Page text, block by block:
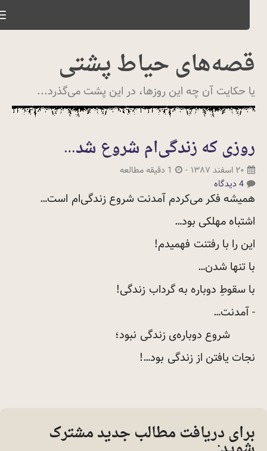
قصه‌های حیاط پشتی
یا حکایت آن چه این روزها، در این پشت می‌گذرد...
روزی که زندگی‌ام شروع شد…
۲۰ اسفند ۱۳۸۷ -
1 دقیقه مطالعه
4 دیدگاه
همیشه فکر می‌کردم آمدنت شروع زندگی‌ام است…
اشتباه مهلکی بود…
این را با رفتنتفهمیدم!
با تنها شدن…
با سقوطِ دوباره به گردابزندگی!
- آمدنت…
شروع دوباره‌ی زندگینبود؛
نجات یافتن از زندگیبود…!
برای دریافت مطالب جدید مشترک